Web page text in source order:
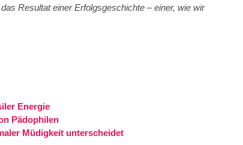
Resultat einer Erfolgsgeschichte – einer, wie wir
Energie
Pädophilen
Müdigkeit unterscheidet